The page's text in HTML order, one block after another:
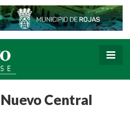
Central